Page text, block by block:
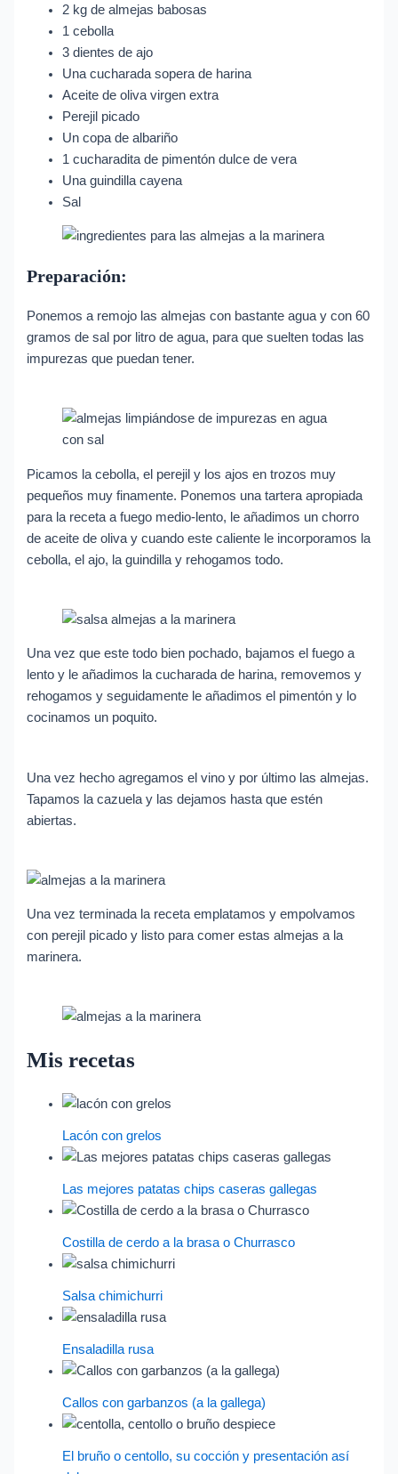
2 kg de almejas babosas
1 cebolla
3 dientes de ajo
Una cucharada sopera de harina
Aceite de oliva virgen extra
Perejil picado
Un copa de albariño
1 cucharadita de pimentón dulce de vera
Una guindilla cayena
Sal
Preparación:
Ponemos a remojo las almejas con bastante agua y con 60
gramos de sal por litro de agua, para que suelten todas las
impurezas que puedan tener.
Picamos la cebolla, el perejil y los ajos en trozos muy
pequeños muy finamente. Ponemos una tartera apropiada
para la receta a fuego medio-lento, le añadimos un chorro
de aceite de oliva y cuando este caliente le incorporamos la
cebolla, el ajo, la guindilla y rehogamos todo.
Una vez que este todo bien pochado, bajamos el fuego a
lento y le añadimos la cucharada de harina, removemos y
rehogamos y seguidamente le añadimos el pimentón y lo
cocinamos un poquito.
Una vez hecho agregamos el vino y por último las almejas.
Tapamos la cazuela y las dejamos hasta que estén
abiertas.
Una vez terminada la receta emplatamos y empolvamos
con perejil picado y listo para comer estas almejas a la
marinera.
Mis recetas
Lacón con grelos
Las mejores patatas chips caseras gallegas
Costilla de cerdo a la brasa o Churrasco
Salsa chimichurri
Ensaladilla rusa
Callos con garbanzos (a la gallega)
El bruño o centollo, su cocción y presentación así